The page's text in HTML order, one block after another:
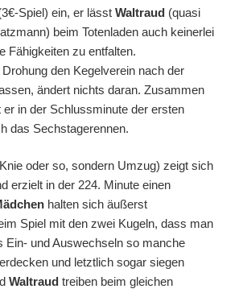
Spiel) ein, er lässt Waltraud (quasi
beim Totenladen auch keinerlei
Fähigkeiten zu entfalten.
den Kegelverein nach der
ändert nichts daran. Zusammen
in der Schlussminute der ersten
das Sechstagerennen.
oder so, sondern Umzug) zeigt sich
erzielt in der 224. Minute einen
halten sich äußerst
Spiel mit den zwei Kugeln, dass man
Ein- und Auswechseln so manche
und letztlich sogar siegen
Waltraud treiben beim gleichen